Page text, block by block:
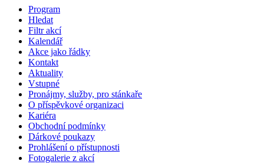
Program
Hledat
Filtr akcí
Kalendář
Akce jako řádky
Kontakt
Aktuality
Vstupné
Pronájmy, služby, pro stánkaře
O příspěvkové organizaci
Kariéra
Obchodní podmínky
Dárkové poukazy
Prohlášení o přístupnosti
Fotogalerie z akcí